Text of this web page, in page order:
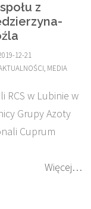
z
12-21
, MEDIA
RCS w Lubinie w
Grupy Azoty
Cuprum
Więcej…